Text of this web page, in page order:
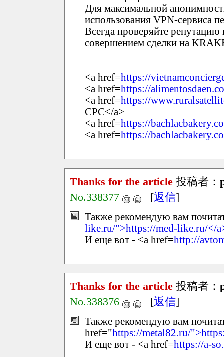
Для максимальной
использования VPN-сервиса
Всегда проверяйте
совершением сделки на
<a href=https://
<a href=https://
<a href=https://
СРС</a>
<a href=https://
<a href=https://
Thanks for the article 投稿者：
No.338377
[返信]
Также рекомендую вам
like.ru/">https://med-like.ru/</
И еще вот - <a href=http://
Thanks for the article 投稿者：
No.338376
[返信]
Также рекомендую вам
href="https://metal82.ru/
И еще вот - <a href=https://a-